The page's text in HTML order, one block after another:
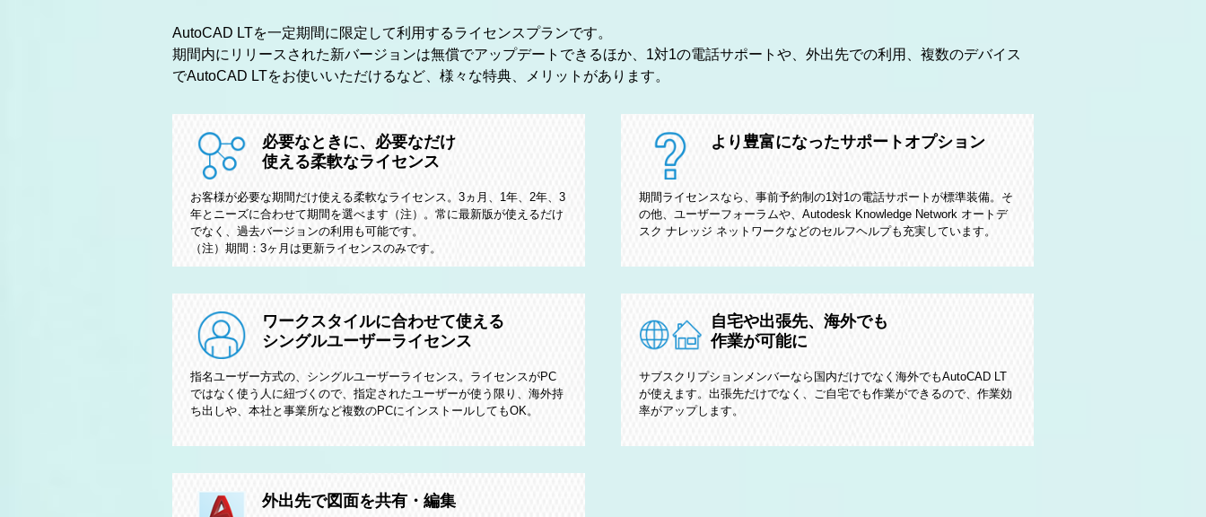
AutoCAD LTを一定期間に限定して利用するライセンスプランです。
期間内にリリースされた新バージョンは無償でアップデートできるほか、1対1の電話サポートや、外出先での利用、複数のデバイス
でAutoCAD LTをお使いいただけるなど、様々な特典、メリットがあります。
必要なときに、必要なだけ
使える柔軟なライセンス
お客様が必要な期間だけ使える柔軟なライセンス。3ヵ月、1年、2年、3
年とニーズに合わせて期間を選べます（注）。常に最新版が使えるだけ
でなく、過去バージョンの利用も可能です。
（注）期間：3ヶ月は更新ライセンスのみです。
より豊富になったサポートオプション
期間ライセンスなら、事前予約制の1対1の電話サポートが標準装備。そ
の他、ユーザーフォーラムや、Autodesk Knowledge Network オートデ
スク ナレッジ ネットワークなどのセルフヘルプも充実しています。
ワークスタイルに合わせて使える
シングルユーザーライセンス
指名ユーザー方式の、シングルユーザーライセンス。ライセンスがPC
ではなく使う人に紐づくので、指定されたユーザーが使う限り、海外持
ち出しや、本社と事業所など複数のPCにインストールしてもOK。
自宅や出張先、海外でも
作業が可能に
サブスクリプションメンバーなら国内だけでなく海外でもAutoCAD LT
が使えます。出張先だけでなく、ご自宅でも作業ができるので、作業効
率がアップします。
外出先で図面を共有・編集